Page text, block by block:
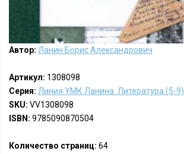
Автор: Ланин Борис Александрович
Артикул: 1308098
Серия: Линия УМК Ланина. Литература (5-9)
SKU: VV1308098
ISBN: 9785090870504
Количество страниц: 64